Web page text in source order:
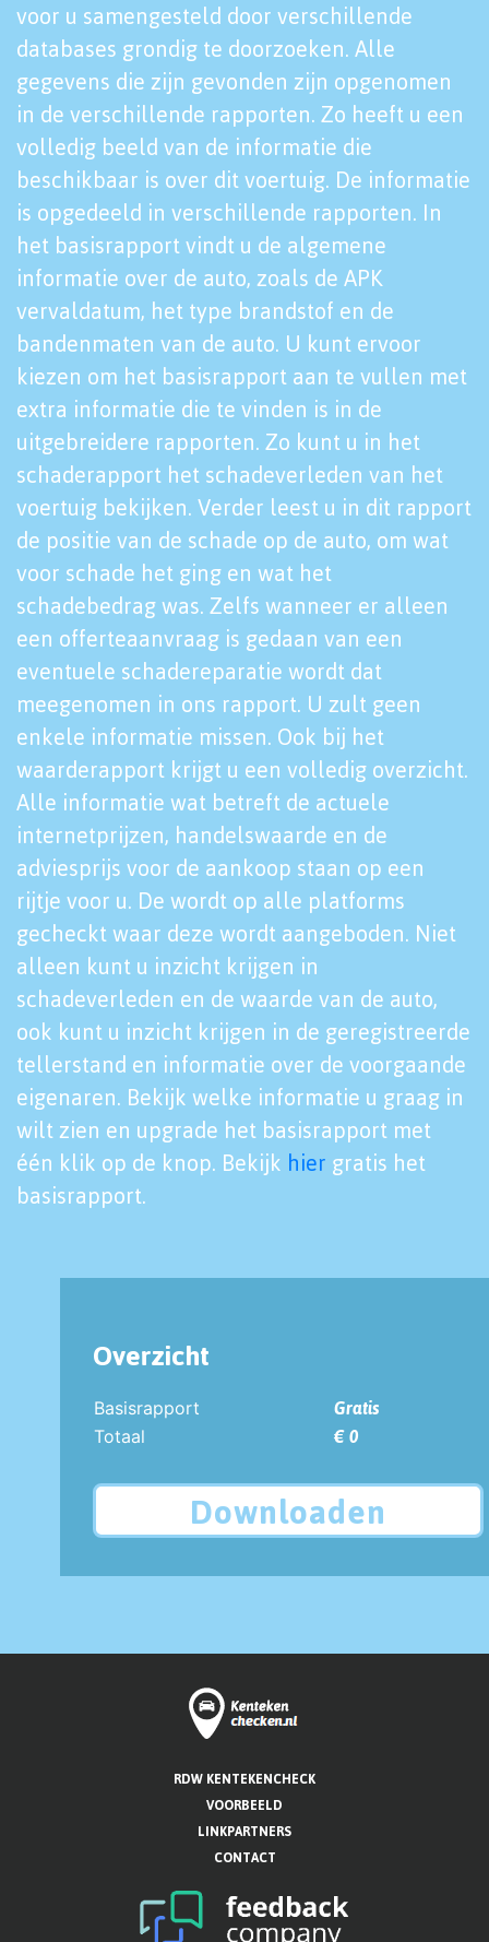
voor u samengesteld door verschillende
databases grondig te doorzoeken. Alle
gegevens die zijn gevonden zijn opgenomen
in de verschillende rapporten. Zo heeft u een
volledig beeld van de informatie die
beschikbaar is over dit voertuig. De informatie
is opgedeeld in verschillende rapporten. In
het basisrapport vindt u de algemene
informatie over de auto, zoals de APK
vervaldatum, het type brandstof en de
bandenmaten van de auto. U kunt ervoor
kiezen om het basisrapport aan te vullen met
extra informatie die te vinden is in de
uitgebreidere rapporten. Zo kunt u in het
schaderapport het schadeverleden van het
voertuig bekijken. Verder leest u in dit rapport
de positie van de schade op de auto, om wat
voor schade het ging en wat het
schadebedrag was. Zelfs wanneer er alleen
een offerteaanvraag is gedaan van een
eventuele schadereparatie wordt dat
meegenomen in ons rapport. U zult geen
enkele informatie missen. Ook bij het
waarderapport krijgt u een volledig overzicht.
Alle informatie wat betreft de actuele
internetprijzen, handelswaarde en de
adviesprijs voor de aankoop staan op een
rijtje voor u. De wordt op alle platforms
gecheckt waar deze wordt aangeboden. Niet
alleen kunt u inzicht krijgen in
schadeverleden en de waarde van de auto,
ook kunt u inzicht krijgen in de geregistreerde
tellerstand en informatie over de voorgaande
eigenaren. Bekijk welke informatie u graag in
wilt zien en upgrade het basisrapport met
één klik op de knop. Bekijk hier gratis het
basisrapport.
Overzicht
Basisrapport
Gratis
Totaal
€ 0
Downloaden
RDW KENTEKENCHECK
VOORBEELD
LINKPARTNERS
CONTACT